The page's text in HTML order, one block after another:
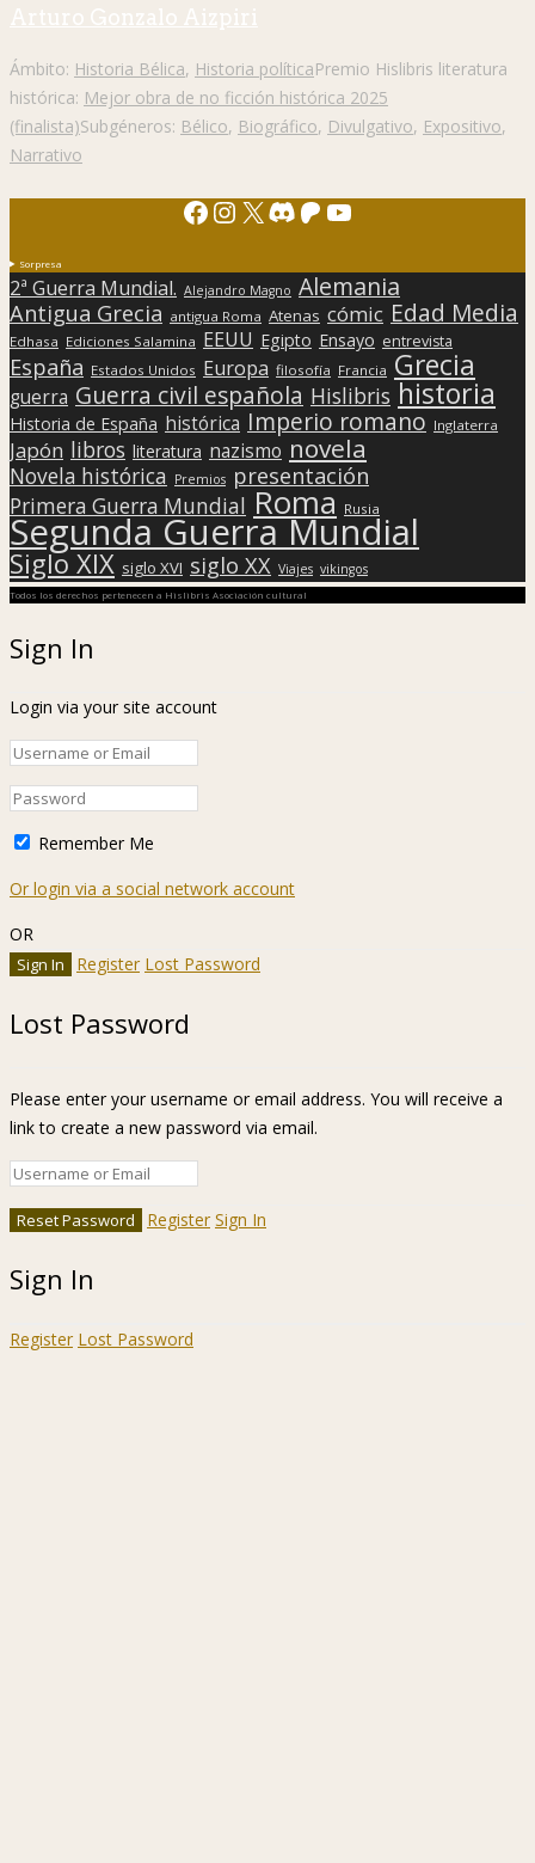
Arturo Gonzalo Aizpiri
Ámbito: Historia Bélica, Historia políticaPremio Hislibris literatura
histórica: Mejor obra de no ficción histórica 2025
(finalista)Subgéneros: Bélico, Biográfico, Divulgativo, Expositivo,
Narrativo
Facebook
Instagram
X Discord
Patreon
YouTube
Sorpresa
2ª Guerra Mundial. Alejandro Magno Alemania
Antigua Grecia antigua Roma Atenas cómic Edad Media
Edhasa Ediciones Salamina EEUU Egipto Ensayo entrevista
España Estados Unidos Europa filosofía Francia Grecia
guerra Guerra civil española Hislibris historia
Historia de España histórica Imperio romano Inglaterra
Japón libros literatura nazismo novela
Novela histórica Premios presentación
Primera Guerra Mundial Roma Rusia
Segunda Guerra Mundial
Siglo XIX siglo XVI siglo XX Viajes vikingos
Todos los derechos pertenecen a Hislibris Asociación cultural
Sign In
Login via your site account
Remember Me
Or login via a social network account
OR
Register Lost Password
Lost Password
Please enter your username or email address. You will receive a
link to create a new password via email.
Register Sign In
Sign In
Register Lost Password